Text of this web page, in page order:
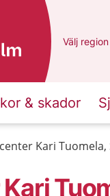
Du har
Välj en
region
& skador
Kari Tuomela,